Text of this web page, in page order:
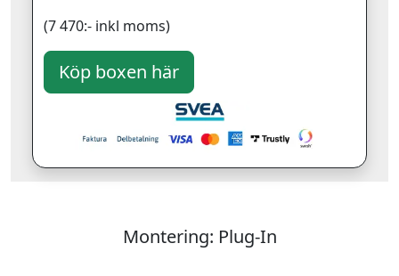
(7 470:- inkl moms)
Montering: Plug-In